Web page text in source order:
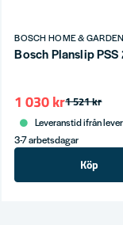
BOSCH HOME & GARDEN
Bosch Planslip
1 521 kr
1 030 kr
Leveranstid ifrån
3-7 arbetsdagar
Köp